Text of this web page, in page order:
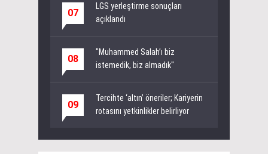
07
LGS yerleştirme sonuçları
açıklandı
08
"Muhammed Salah’ı biz
istemedik, biz almadık"
09
Tercihte ‘altın’ öneriler; Kariyerin
rotasını yetkinlikler belirliyor